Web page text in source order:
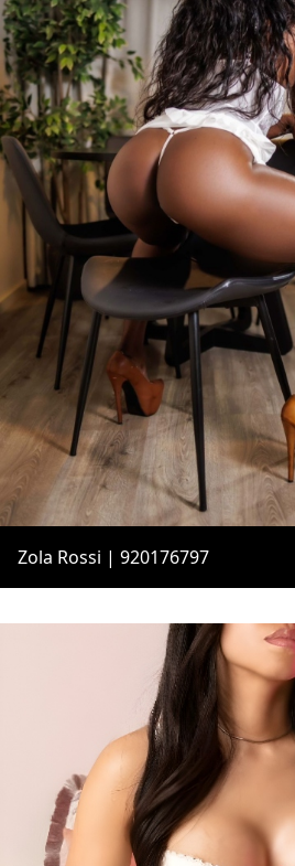
Zola Rossi | 920176797